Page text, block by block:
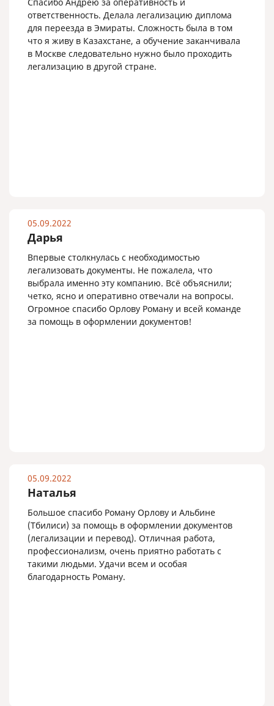
ответственность. Делала легализацию диплома
для переезда в Эмираты. Сложность была в том
что я живу в Казахстане, а обучение заканчивала
в Москве следовательно нужно было проходить
легализацию в другой стране.
05.09.2022
Дарья
Впервые столкнулась с необходимостью
легализовать документы. Не пожалела, что
выбрала именно эту компанию. Всё объяснили;
четко, ясно и оперативно отвечали на вопросы.
Огромное спасибо Орлову Роману и всей команде
за помощь в оформлении документов!
05.09.2022
Наталья
Большое спасибо Роману Орлову и Альбине
(Тбилиси) за помощь в оформлении документов
(легализации и перевод). Отличная работа,
профессионализм, очень приятно работать с
такими людьми. Удачи всем и особая
благодарность Роману.